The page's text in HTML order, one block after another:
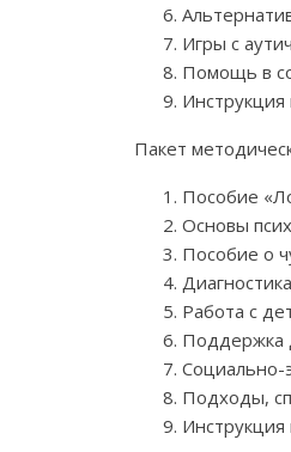
Игры с
Помощь в
Пакет
Пособие
Основы
Пособие о
Работа с
Поддержка
Социально-
Подходы,